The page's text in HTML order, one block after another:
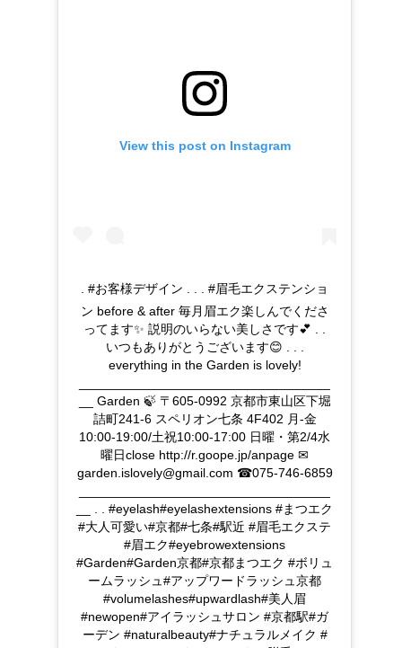
View this post on Instagram
. #お客様デザイン . . . #眉毛エクステンショ
ン before & after 毎月眉エク楽しんでくださ
ってます✨ 説明のいらない美しさです💕 . .
いつもありがとうございます😊 . . .
everything in the Garden is lovely!
__ Garden 🍃 〒605-0992 京都市東山区下堀
詰町241-6 スペリオン七条 4F402 月-金
10:00-19:00/土祝10:00-17:00 日曜・第2/4水
曜日close http://r.goope.jp/anpage ✉︎
garden.islovely@gmail.com ☎︎075-746-6859
__ . . #eyelash#eyelashextensions #まつエク
#大人可愛い#京都#七条#駅近 #眉毛エクステ
#眉エク#eyebrowextensions
#Garden#Garden京都#京都まつエク #ボリュ
ームラッシュ#アップワードラッシュ京都
#volumelashes#upwardlash#美人眉
#newopen#アイラッシュサロン #京都駅#ガ
ーデン #naturalbeauty#ナチュラルメイク #